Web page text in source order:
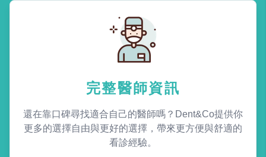
完整醫師資訊
還在靠口碑尋找適合自己的醫師嗎？Dent&Co提供你
更多的選擇自由與更好的選擇，帶來更方便與舒適的
看診經驗。